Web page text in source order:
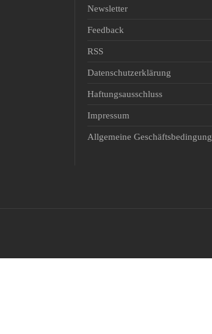
Newsletter
Feedback
RSS
Datenschutzerklärung
Haftungsausschluss
Impressum
Allgemeine